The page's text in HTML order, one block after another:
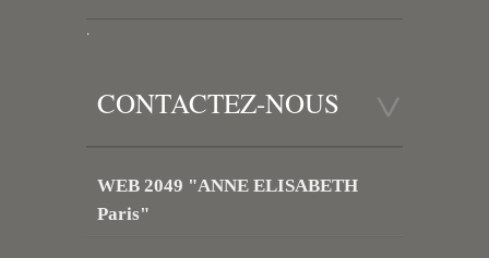
.
CONTACTEZ-NOUS
WEB 2049 "ANNE ELISABETH
Paris"